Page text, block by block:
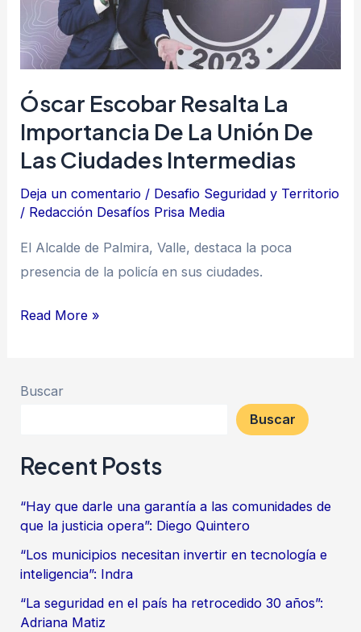
Óscar Escobar Resalta La
Importancia De La Unión De
Las Ciudades Intermedias
Deja un comentario / Desafio Seguridad y Territorio
/ Redacción Desafíos Prisa Media
El Alcalde de Palmira, Valle, destaca la poca
presencia de la policía en sus ciudades.
de
la
unión
de
ciudades
intermedias
Read More »
Buscar
Buscar
Recent Posts
“Hay que darle una garantía a las comunidades de
que la justicia opera”: Diego Quintero
“Los municipios necesitan invertir en tecnología e
inteligencia”: Indra
“La seguridad en el país ha retrocedido 30 años”:
Adriana Matiz